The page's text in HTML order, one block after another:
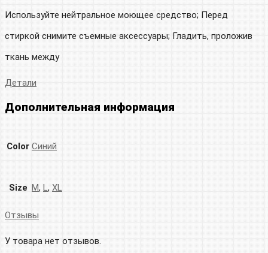
Используйте нейтральное моющее средство; Перед
стиркой снимите съемные аксессуары; Гладить, проложив
ткань между
Детали
Дополнительная информация
Color Синий
Size M, L, XL
Отзывы
У товара нет отзывов.